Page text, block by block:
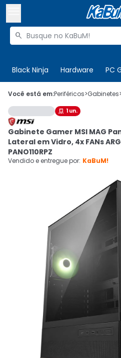
Buscar produtos

Black Ninja Hardware PC
 Olá. Acesse sua conta
 Departamentos
Cupons
Mais Vendidos
Você está em:Periféricos>Gabinetes>
 1 un.
Gabinete Gamer MSI MAG
Lateral em Vidro, 4x FANs
PANO110RPZ
Vendido e entregue por: KaBuM!